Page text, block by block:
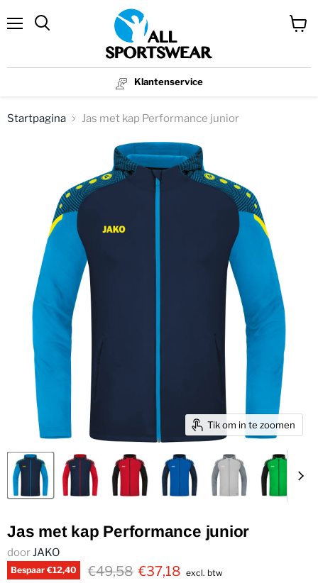
Klantenservice
Startpagina Jas met kap Performance junior
Tik om in te zoomen
Jas met kap Performance junior
doorJAKO
Bespaar €12,40 €49,58 €37,18 excl. btw